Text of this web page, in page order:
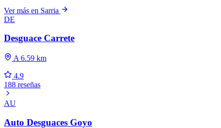
Ver más en Sarria
DE
Desguace Carrete
A 6.59 km
4.9
188 reseñas
AU
Auto Desguaces Goyo